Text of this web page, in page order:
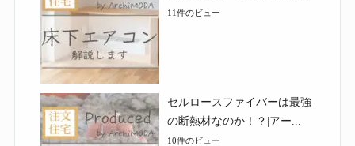
11件のビュー
セルロースファイバーは最強
の断熱材なのか！？|アー...
10件のビュー